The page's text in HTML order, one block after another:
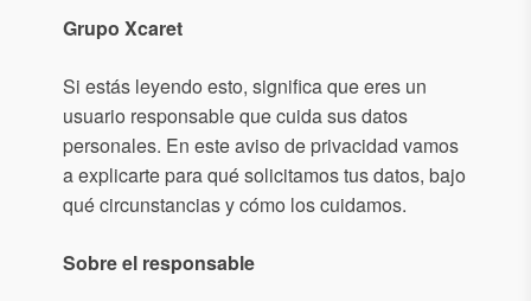
Grupo Xcaret
Si estás leyendo esto, significa que eres un
usuario responsable que cuida sus datos
personales. En este aviso de privacidad vamos
a explicarte para qué solicitamos tus datos, bajo
qué circunstancias y cómo los cuidamos.
Sobre el responsable
Acepto
recibir
correos
de
Xcaret